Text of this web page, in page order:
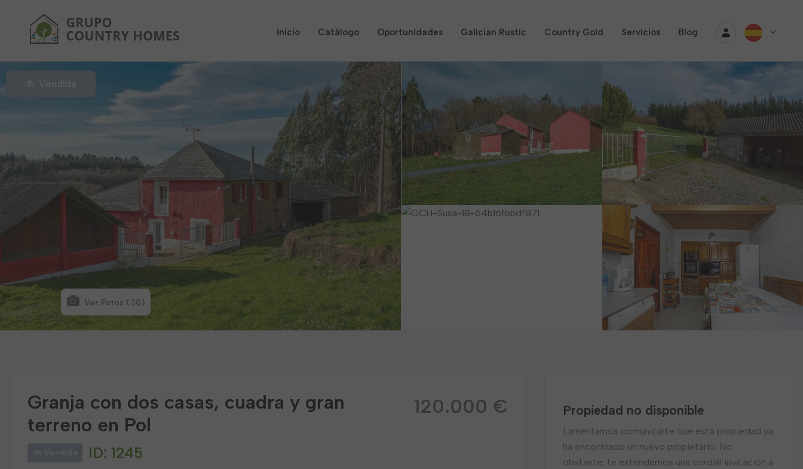
Inicio Catálogo Oportunidades Galician Rustic Country Gold Servicios Blog
Ver Fotos (30)
Granja con dos casas, cuadra y gran
terreno en Pol
ID: 1245
120.000 € Propiedad no disponible
Lamentamos comunicarte que esta propiedad ya
ha encontrado un nuevo propietario. No
obstante, te extendemos una cordial invitación a